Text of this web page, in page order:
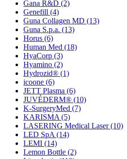
Gana R&D (2)
Genefill (4)
Guna Collagen MD (13)
Guna S.p.a. (13)
Horus (6)
Human Med (18)
HyaCorp (3)
Hyamino (2)
Hydrozid® (1)
icoone (6)
JETT Plasma (6)
JUVÉDERM® (10)
K-SurgeryMed (7)
KARISMA (5)
LASERING Medical Laser(10)
LED SpA (14)
LEMI (14)
Lemon Bottle (2)